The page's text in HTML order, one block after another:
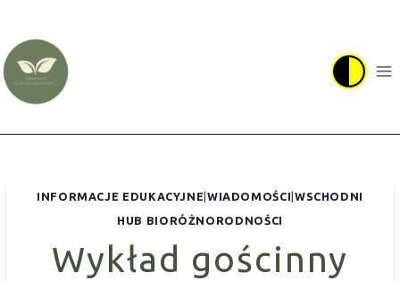
treści
INFORMACJE EDUKACYJNE WIADOMOŚCI WSCHODNI
HUB BIORÓŻNORODNOŚCI
Wykład gościnny